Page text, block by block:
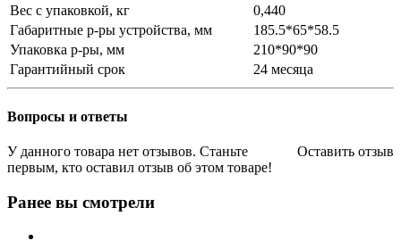
Вес с упаковкой, кг
0,440
Габаритные р-ры устройства, мм
185.5*65*58.5
Упаковка р-ры, мм
210*90*90
Гарантийный срок
24 месяца
Вопросы и ответы
Оставить отзыв
У данного товара нет отзывов. Станьте
первым, кто оставил отзыв об этом товаре!
Ранее вы смотрели